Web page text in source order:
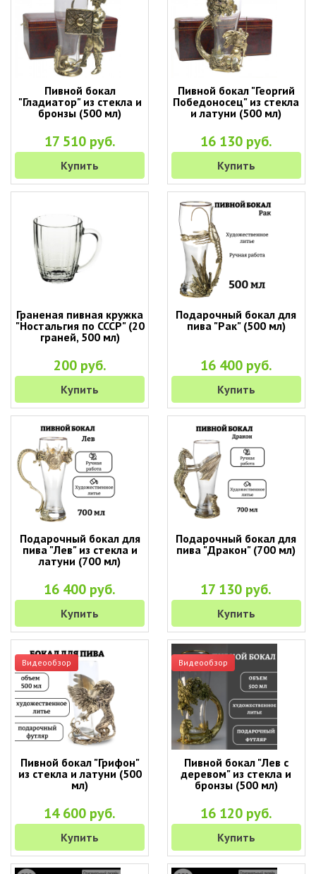
Пивной бокал
"Гладиатор" из стекла и
бронзы (500 мл)
17 510 руб.
Купить
Пивной бокал "Георгий
Победоносец" из стекла
и латуни (500 мл)
16 130 руб.
Купить
Граненая пивная кружка
"Ностальгия по СССР" (20
граней, 500 мл)
200 руб.
Купить
Подарочный бокал для
пива "Рак" (500 мл)
16 400 руб.
Купить
Подарочный бокал для
пива "Лев" из стекла и
латуни (700 мл)
16 400 руб.
Купить
Подарочный бокал для
пива "Дракон" (700 мл)
17 130 руб.
Купить
Видеообзор
Пивной бокал "Грифон"
из стекла и латуни (500
мл)
14 600 руб.
Купить
Видеообзор
Пивной бокал "Лев с
деревом" из стекла и
бронзы (500 мл)
16 120 руб.
Купить